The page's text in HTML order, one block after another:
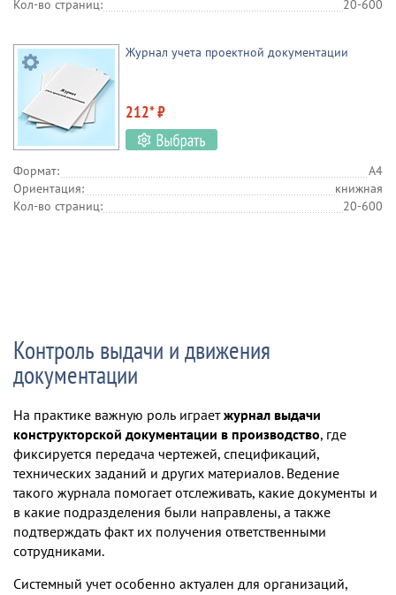
Кол-во страниц: 20-600
Журнал учета проектной документации
212* ₽
Формат:
А4
Ориентация:
книжная
Кол-во страниц:
20-600
Контроль выдачи и движения
документации
На практике важную роль играетжурнал выдачи
конструкторской документации в производство, где
фиксируется передача чертежей, спецификаций,
технических заданий и других материалов. Ведение
такого журнала помогает отслеживать, какие документы и
в какие подразделения были направлены, а также
подтверждать факт их получения ответственными
сотрудниками.
Системный учет особенно актуален для организаций,